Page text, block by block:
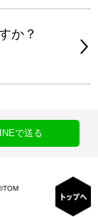
か？
で送る